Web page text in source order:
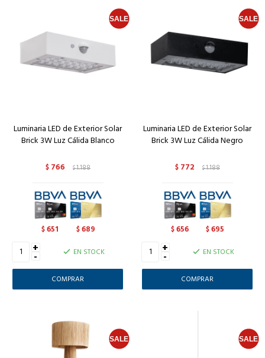
Luminaria LED de Exterior Solar
Brick 3W Luz Cálida Blanco
$ 766 $1.188
$651 $689
+
- EN STOCK
Luminaria LED de Exterior Solar
Brick 3W Luz Cálida Negro
$ 772 $1.188
$656 $695
+
- EN STOCK